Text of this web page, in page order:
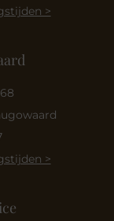
>
>